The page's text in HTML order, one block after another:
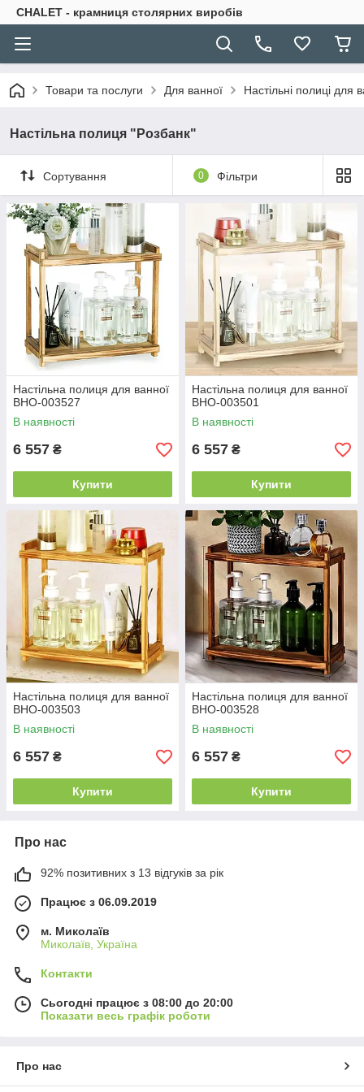
CHALET - крамниця столярних виробів
Товари та послуги Для ванної Настільні полиці для
Настільна полиця "Розбанк"
Сортування 0 Фільтри
Настільна полиця для ванної
ВНО-003527
В наявності
6 557 ₴
Купити
Настільна полиця для ванної
ВНО-003501
В наявності
6 557 ₴
Купити
Настільна полиця для ванної
ВНО-003503
В наявності
6 557 ₴
Купити
Настільна полиця для ванної
ВНО-003528
В наявності
6 557 ₴
Купити
Про нас
92% позитивних з 13 відгуків за рік
Працює з 06.09.2019
м. Миколаїв
Миколаїв, Україна
Контакти
Сьогодні працює з 08:00 до 20:00
Показати весь графік роботи
Про нас